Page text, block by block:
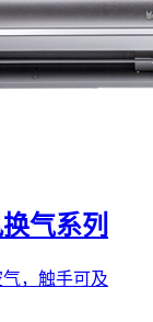
气系列
，触手可及